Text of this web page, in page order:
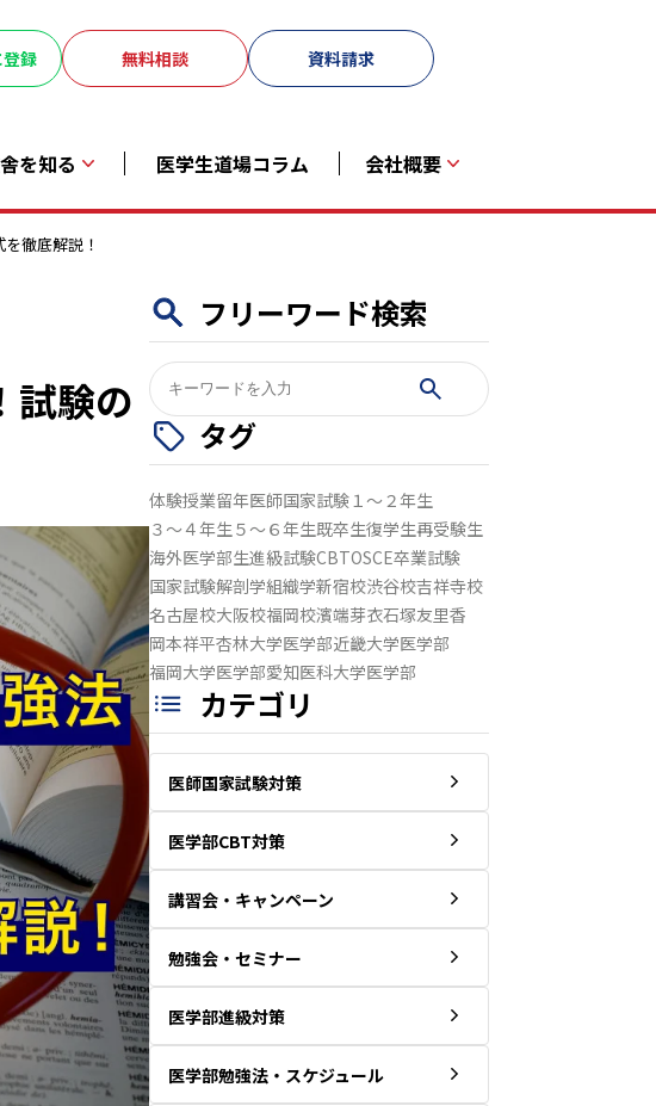
登録 無料相談 資料請求
を知る 医学生道場コラム 会社概要
徹底解説！
試験の
フリーワード検索
検
索:
タグ
体験授業留年医師国家試験 １～２年生
３～４年生 ５～６年生既卒生復学生再受験生
海外医学部生進級試験CBTOSCE卒業試験
国家試験解剖学組織学新宿校渋谷校吉祥寺校
名古屋校大阪校福岡校濱端芽衣石塚友里香
岡本祥平杏林大学医学部近畿大学医学部
福岡大学医学部愛知医科大学医学部
カテゴリ
医師国家試験対策
医学部CBT対策
講習会・キャンペーン
勉強会・セミナー
医学部進級対策
医学部勉強法・スケジュール